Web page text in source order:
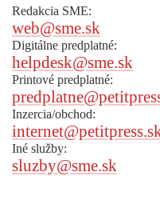
Redakcia SME:
web@sme.sk
Digitálne predplatné:
helpdesk@sme.sk
Printové predplatné:
Inzercia/obchod:
Iné služby:
sluzby@sme.sk